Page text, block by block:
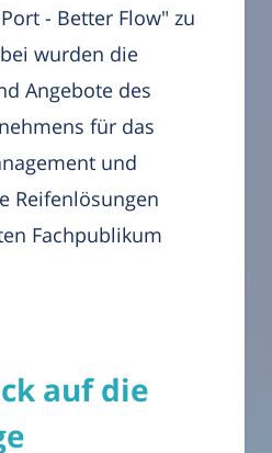
- Better Flow" zu
wurden die
Angebote des
für das
und
Reifenlösungen
Fachpublikum
auf die